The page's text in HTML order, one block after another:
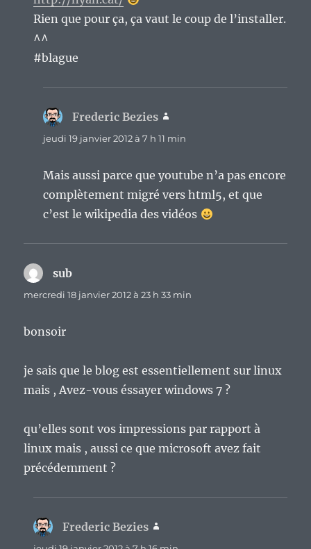
Rien que pour ça, ça vaut le coup de l’installer.
^^
#blague
Frederic Bezies
jeudi 19 janvier 2012 à 7 h 11 min
Mais aussi parce que youtube n’a pas encore
complètement migré vers html5, et que
c’est le wikipedia des vidéos
sub
mercredi 18 janvier 2012 à 23 h 33 min
bonsoir
je sais que le blog est essentiellement sur linux
mais , Avez-vous éssayer windows 7 ?
qu’elles sont vos impressions par rapport à
linux mais , aussi ce que microsoft avez fait
précédemment ?
Frederic Bezies